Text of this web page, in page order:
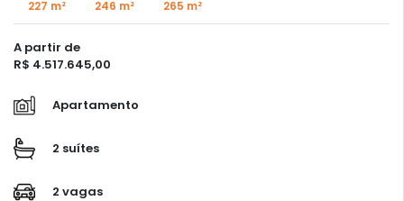
227 m² 246 m² 265 m²
A partir de
R$ 4.517.645,00
Apartamento
2 suítes
2 vagas